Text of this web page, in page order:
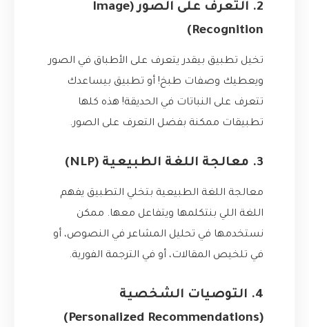
2. التعرف على الصور (Image
Recognition)
تخيل تطبيق بيقدر يتعرف على الأطباق في الصور
ويعطيك وصفات طبخ! أو تطبيق بيساعدك
تتعرف على النباتات في الحديقة! هذه كلها
تطبيقات ممكنة بفضل التعرف على الصور.
3. معالجة اللغة الطبيعية (NLP)
معالجة اللغة الطبيعية بتخلي التطبيق يفهم
اللغة اللي بنتكلمها ويتفاعل معها. ممكن
نستخدمها في تحليل المشاعر في النصوص، أو
في تلخيص المقالات، أو في الترجمة الفورية.
4. التوصيات الشخصية
(Personalized Recommendations)